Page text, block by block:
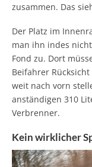
zusammen. Das
Der Platz im
man ihn indes
Fond zu. Dort
Beifahrer
weit nach vorn
anständigen 310
Verbrenner.
Kein wirklicher